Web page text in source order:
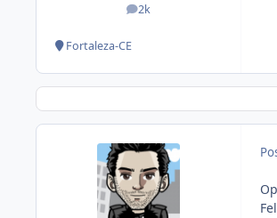
2k
posts
Fortaleza-CE